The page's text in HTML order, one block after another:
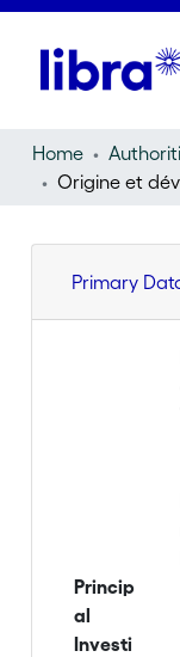
Home
Primary
Princip
al
Investi